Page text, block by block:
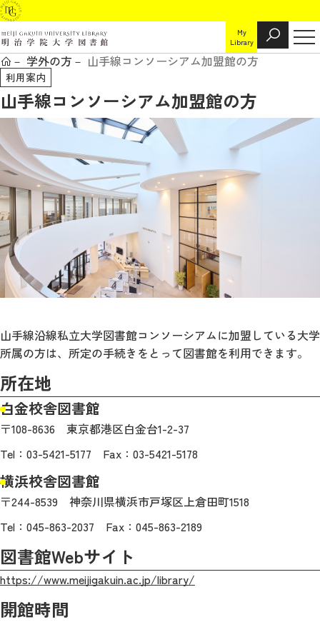
My
Library
学外の方 山手線コンソーシアム加盟館の方
利用案内
山手線コンソーシアム加盟館の方
山手線沿線私立大学図書館コンソーシアムに加盟している大学
所属の方は、所定の手続きをとって図書館を利用できます。
所在地
白金校舎図書館
〒108-8636 東京都港区白金台1-2-37
Tel：03-5421-5177 Fax：03-5421-5178
横浜校舎図書館
〒244-8539 神奈川県横浜市戸塚区上倉田町1518
Tel：045-863-2037 Fax：045-863-2189
図書館Webサイト
https://www.meijigakuin.ac.jp/library/
開館時間